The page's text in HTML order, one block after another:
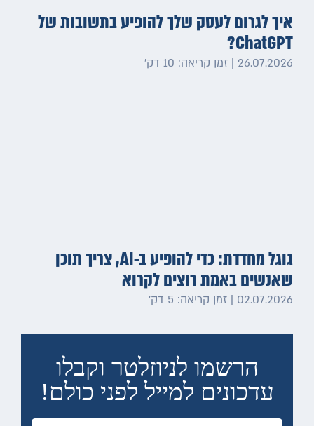
איך לגרום לעסק שלך להופיע בתשובות של
ChatGPT?
26.07.2026 | זמן קריאה: 10 דק׳
גוגל מחדדת: כדי להופיע ב-AI, צריך תוכן
שאנשים באמת רוצים לקרוא
02.07.2026 | זמן קריאה: 5 דק׳
הרשמו לניוזלטר וקבלו
עדכונים למייל לפני כולם!